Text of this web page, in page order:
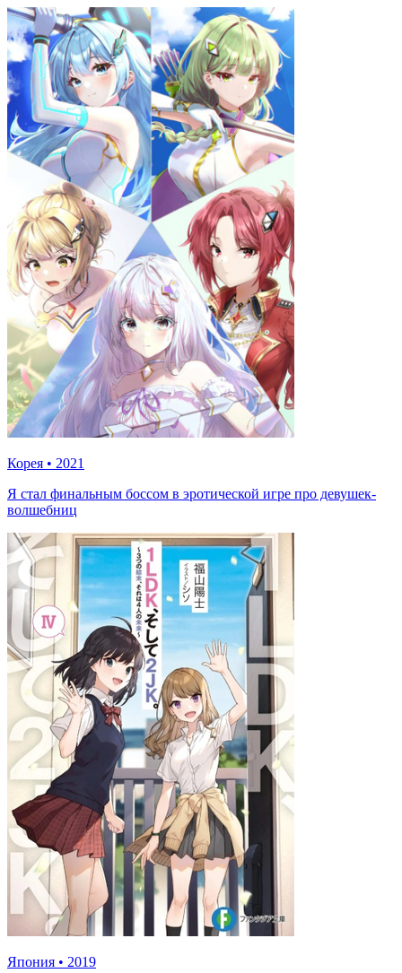
Корея • 2021
Я стал финальным боссом в эротической игре про девушек-
волшебниц
Япония • 2019